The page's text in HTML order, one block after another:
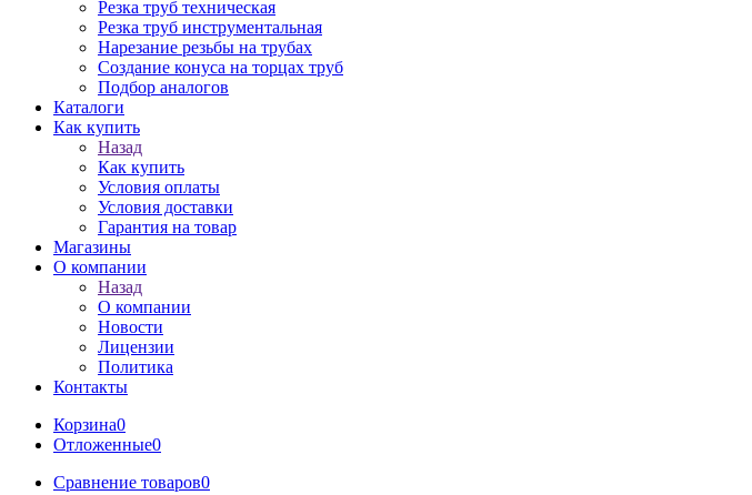
Резка труб техническая
Резка труб инструментальная
Нарезание резьбы на трубах
Создание конуса на торцах труб
Подбор аналогов
Каталоги
Как купить
Назад
Как купить
Условия оплаты
Условия доставки
Гарантия на товар
Магазины
О компании
Назад
О компании
Новости
Лицензии
Политика
Контакты
Корзина0
Отложенные0
Сравнение товаров0